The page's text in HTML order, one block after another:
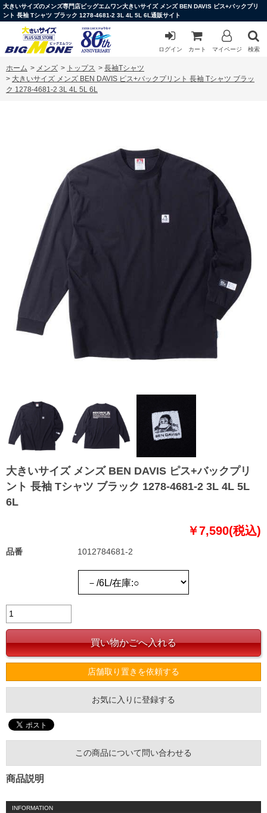
大きいサイズのメンズ専門店ビッグエムワン大きいサイズ メンズ BEN DAVIS ピス+バックプリ
ント 長袖 Tシャツ ブラック 1278-4681-2 3L 4L 5L 6L通販サイト
ログイン カート マイページ 検索
ホーム > メンズ > トップス > 長袖Tシャツ
> 大きいサイズ メンズ BEN DAVIS ピス+バックプリント 長袖 Tシャツ ブラッ
ク 1278-4681-2 3L 4L 5L 6L
大きいサイズ メンズ BEN DAVIS ピス+バックプリ
ント 長袖 Tシャツ ブラック 1278-4681-2 3L 4L 5L
6L
￥7,590(税込)
品番 1012784681-2
店舗取り置きを依頼する
お気に入りに登録する
この商品について問い合わせる
商品説明
INFORMATION